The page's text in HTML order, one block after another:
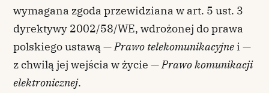
wymagana zgoda przewidziana w art. 5 ust. 3
dyrektywy 2002/58/WE, wdrożonej do prawa
polskiego ustawą —Prawo telekomunikacyjne i —
z chwilą jej wejścia w życie —Prawo komunikacji
elektronicznej.